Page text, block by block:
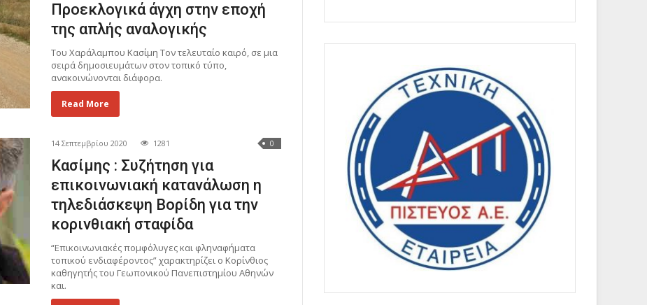
Προεκλογικά άγχη στην εποχή
της απλής αναλογικής
Του Χαράλαμπου Κασίμη Τον τελευταίο καιρό, σε μια
σειρά δημοσιευμάτων στον τοπικό τύπο,
ανακοινώνονται διάφορα.
Read More
14 Σεπτεμβρίου 2020 1281 0
Κασίμης : Συζήτηση για
επικοινωνιακή κατανάλωση η
τηλεδιάσκεψη Βορίδη για την
κορινθιακή σταφίδα
“Επικοινωνιακές πομφόλυγες και φληναφήματα
τοπικού ενδιαφέροντος” χαρακτηρίζει ο Κορίνθιος
καθηγητής του Γεωπονικού Πανεπιστημίου Αθηνών
και.